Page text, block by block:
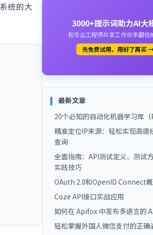
统的大
3000+提示词助力AI大
和专业工程师共享工作效率翻倍
先免费试用、用好了再买
最新文章
20个必知的自动化机器学习库（
精准定位IP来源：轻松实现高德
查询
全面指南：API测试定义、测试
实践技巧
OAuth 2.0和OpenID Connect
Coze API接口实战应用
如何在 Apifox 中发布多语言的
轻松掌握外国人微信支付的正确